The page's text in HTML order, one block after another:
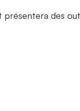
des